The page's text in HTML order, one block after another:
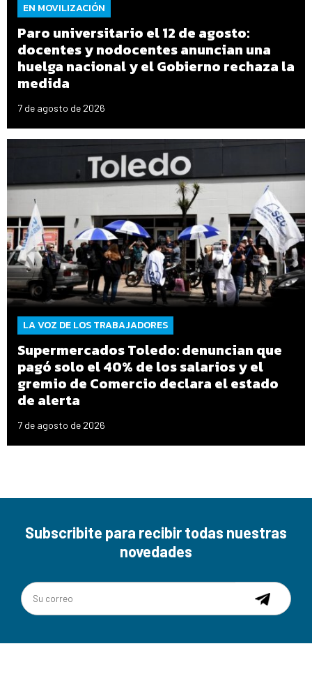
EN MOVILIZACIÓN
Paro universitario el 12 de agosto:
docentes y nodocentes anuncian una
huelga nacional y el Gobierno rechaza la
medida
7 de agosto de 2026
LA VOZ DE LOS TRABAJADORES
Supermercados Toledo: denuncian que
pagó solo el 40% de los salarios y el
gremio de Comercio declara el estado
de alerta
7 de agosto de 2026
Subscribite para recibir todas nuestras
novedades